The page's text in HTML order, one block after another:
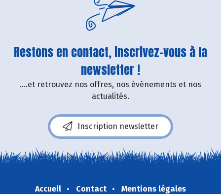
Restons en contact, inscrivez-vous à la
newsletter !
....et retrouvez nos offres, nos événements et nos
actualités.
Inscription newsletter
Accueil Contact
Mentions légales